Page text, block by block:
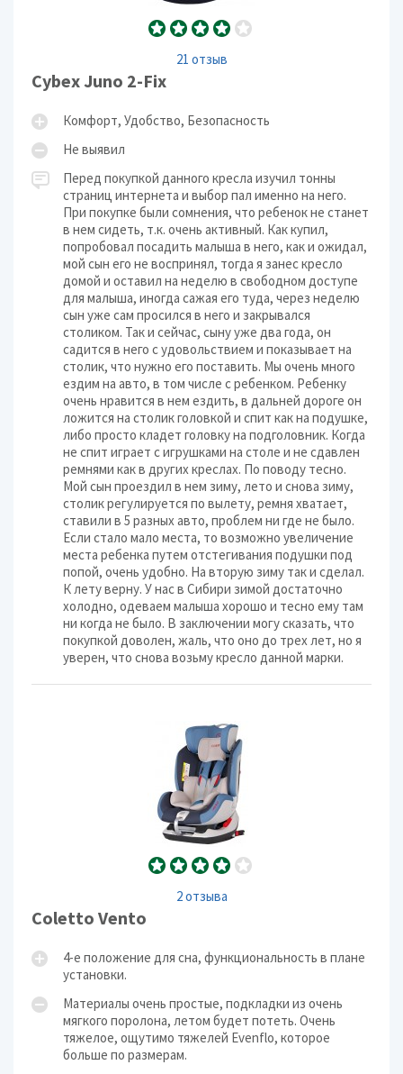
21 отзыв
Cybex Juno 2-Fix
Комфорт, Удобство, Безопасность
Не выявил
Перед покупкой данного кресла изучил тонны
страниц интернета и выбор пал именно на него.
При покупке были сомнения, что ребенок не станет
в нем сидеть, т.к. очень активный. Как купил,
попробовал посадить малыша в него, как и ожидал,
мой сын его не воспринял, тогда я занес кресло
домой и оставил на неделю в свободном доступе
для малыша, иногда сажая его туда, через неделю
сын уже сам просился в него и закрывался
столиком. Так и сейчас, сыну уже два года, он
садится в него с удовольствием и показывает на
столик, что нужно его поставить. Мы очень много
ездим на авто, в том числе с ребенком. Ребенку
очень нравится в нем ездить, в дальней дороге он
ложится на столик головкой и спит как на подушке,
либо просто кладет головку на подголовник. Когда
не спит играет с игрушками на столе и не сдавлен
ремнями как в других креслах. По поводу тесно.
Мой сын проездил в нем зиму, лето и снова зиму,
столик регулируется по вылету, ремня хватает,
ставили в 5 разных авто, проблем ни где не было.
Если стало мало места, то возможно увеличение
места ребенка путем отстегивания подушки под
попой, очень удобно. На вторую зиму так и сделал.
К лету верну. У нас в Сибири зимой достаточно
холодно, одеваем малыша хорошо и тесно ему там
ни когда не было. В заключении могу сказать, что
покупкой доволен, жаль, что оно до трех лет, но я
уверен, что снова возьму кресло данной марки.
2 отзыва
Coletto Vento
4-е положение для сна, функциональность в плане
установки.
Материалы очень простые, подкладки из очень
мягкого поролона, летом будет потеть. Очень
тяжелое, ощутимо тяжелей Evenflo, которое
больше по размерам.